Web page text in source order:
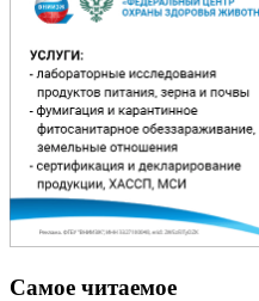
Самое читаемое